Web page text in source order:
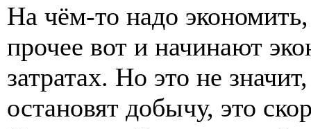
На чём-то надо
прочее вот и начинают
затратах. Но это не
остановят добычу, это